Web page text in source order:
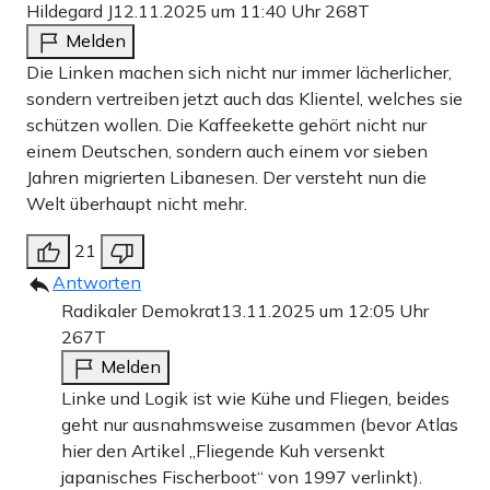
Hildegard J12.11.2025 um 11:40 Uhr 268T
Melden
Die Linken machen sich nicht nur immer lächerlicher,
sondern vertreiben jetzt auch das Klientel, welches sie
schützen wollen. Die Kaffeekette gehört nicht nur
einem Deutschen, sondern auch einem vor sieben
Jahren migrierten Libanesen. Der versteht nun die
Welt überhaupt nicht mehr.
21
Antworten
Radikaler Demokrat13.11.2025 um 12:05 Uhr
267T
Melden
Linke und Logik ist wie Kühe und Fliegen, beides
geht nur ausnahmsweise zusammen (bevor Atlas
hier den Artikel „Fliegende Kuh versenkt
japanisches Fischerboot“ von 1997 verlinkt).